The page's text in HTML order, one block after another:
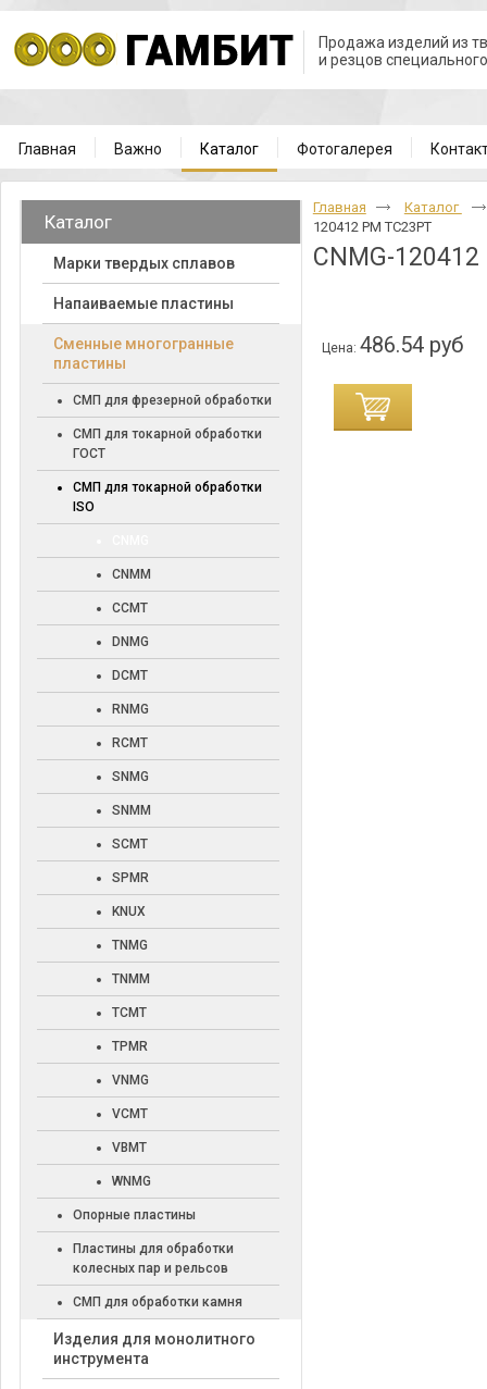
Продажа изделий из
и резцов
Главная Важно Каталог Фотогалерея
Каталог
Марки твердых сплавов
Напаиваемые пластины
Cменные многогранные
пластины
СМП для фрезерной обработки
СМП для токарной обработки
ГОСТ
СМП для токарной обработки
ISO
CNMM
CCMT
DNMG
DCMT
RNMG
RCMT
SNMG
SNMM
SCMT
SPMR
KNUX
TNMG
TNMM
TCMT
TPMR
VNMG
VCMT
VBMT
WNMG
Опорные пластины
Пластины для обработки
колесных пар и рельсов
СМП для обработки камня
Изделия для монолитного
инструмента
Главная
Каталог
120412 PM TC23PT
CNMG-
Цена:486.54 руб